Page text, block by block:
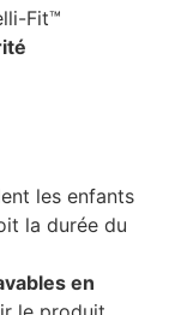
Fit™
les enfants
la durée du
en